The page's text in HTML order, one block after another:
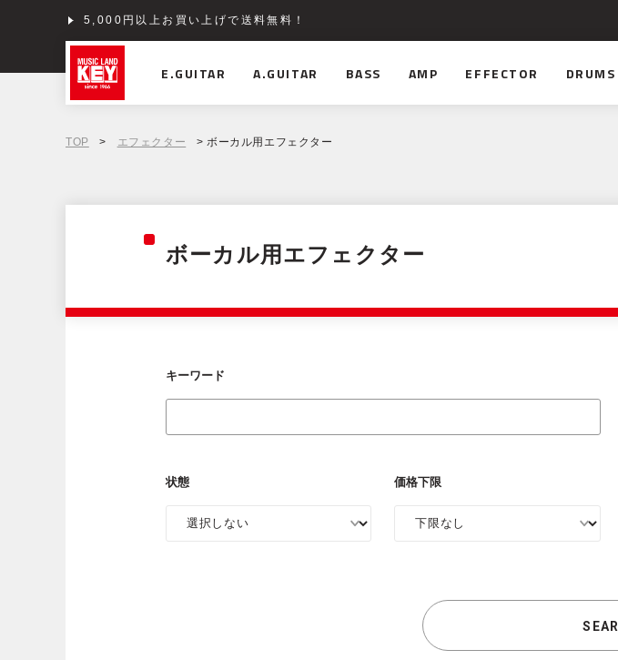
5,000円以上お買い上げで送料無料！
ショッピングクレジット分割48回払いまで金利手数料無料！
E.GUITAR A.GUITAR BASS AMP EFFECTOR DRUMS
TOP > エフェクター > ボーカル用エフェクター
ボーカル用エフェクター
キーワード
状態 価格下限